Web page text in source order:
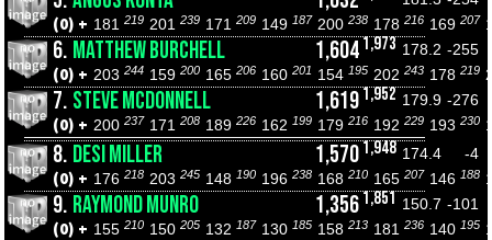
(0) + 181 219 201 239 171 209 149 187 200 238 178 216 169 207
6. MATTHEW BURCHELL 1,6041,973 178.2 -255
(0) + 203 244 159 200 165 206 160 201 154 195 202 243 178 219
7. STEVE MCDONNELL 1,6191,952 179.9 -276
(0) + 200 237 171 208 189 226 162 199 179 216 192 229 193 230
8. DESI MILLER 1,5701,948 174.4 -4
(0) + 176 218 203 245 148 190 196 238 168 210 165 207 146 188
9. RAYMOND MUNRO 1,3561,851 150.7 -101
(0) + 155 210 150 205 132 187 130 185 158 213 181 236 140 195